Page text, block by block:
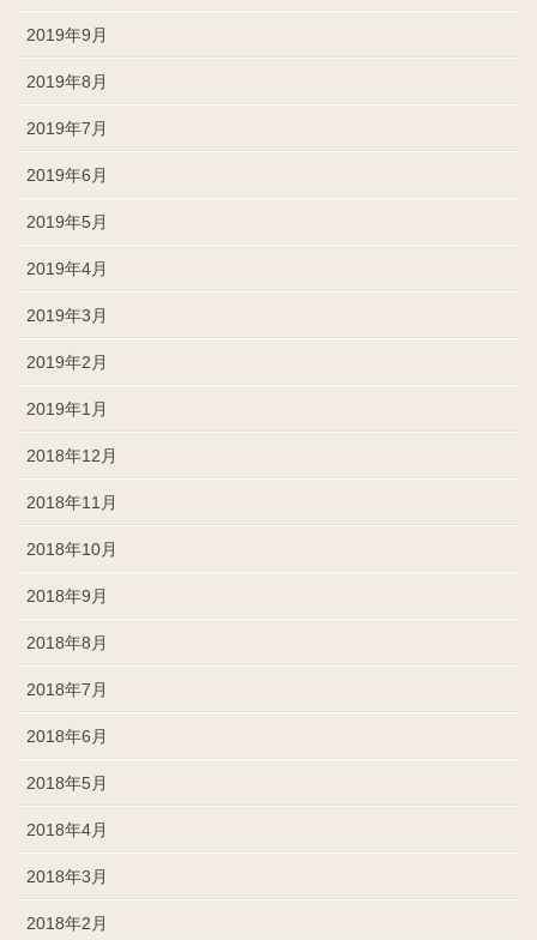
2019年9月
2019年8月
2019年7月
2019年6月
2019年5月
2019年4月
2019年3月
2019年2月
2019年1月
2018年12月
2018年11月
2018年10月
2018年9月
2018年8月
2018年7月
2018年6月
2018年5月
2018年4月
2018年3月
2018年2月